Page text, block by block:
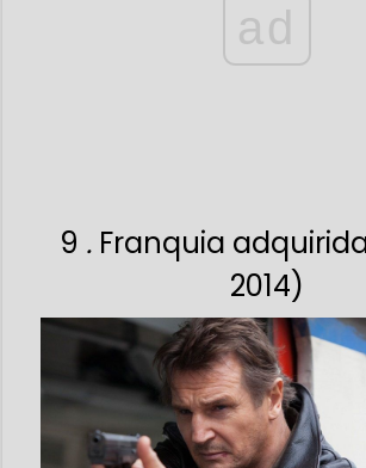
ad
9 . Franquia
2014)